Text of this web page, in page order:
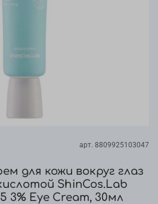
арт. 8809925103047
для кожи вокруг глаз
ShinCos.Lab
3% Eye Cream, 30мл